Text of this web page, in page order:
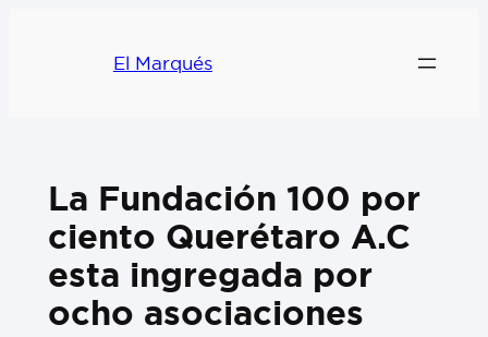
El Marqués
La Fundación 100 por
ciento Querétaro A.C
esta ingregada por
ocho asociaciones